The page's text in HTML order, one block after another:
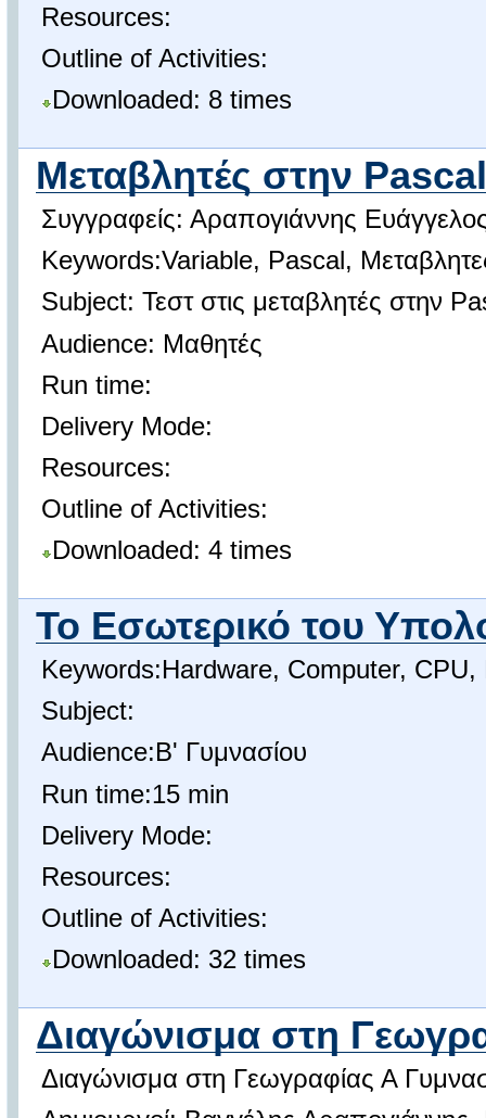
Resources:
Outline of Activities:
Downloaded: 8 times
Μεταβλητές στην Pascal
Συγγραφείς: Αραπογιάννης
Keywords:Variable, Pascal,
Subject: Τεστ στις μεταβλητές στην
Audience: Μαθητές
Run time:
Delivery Mode:
Resources:
Outline of Activities:
Downloaded: 4 times
Το Εσωτερικό του
Keywords:Hardware, Computer, CPU,
Subject:
Audience:Β' Γυμνασίου
Run time:15 min
Delivery Mode:
Resources:
Outline of Activities:
Downloaded: 32 times
Διαγώνισμα στη
Διαγώνισμα στη Γεωγραφίας Α